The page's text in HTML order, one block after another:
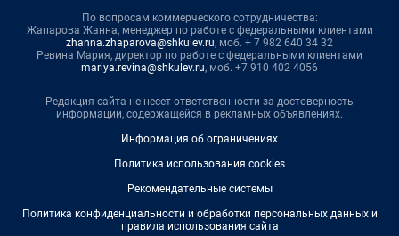
По вопросам коммерческого сотрудничества:
Жапарова Жанна, менеджер по работе с федеральными клиентами
zhanna.zhaparova@shkulev.ru, моб. + 7 982 640 34 32
Ревина Мария, директор по работе с федеральными клиентами
mariya.revina@shkulev.ru, моб. +7 910 402 4056
Редакция сайта не несет ответственности за достоверность
информации, содержащейся в рекламных объявлениях.
Информация об ограничениях
Политика использования cookies
Рекомендательные системы
Политика конфиденциальности и обработки персональных данных и
правила использования сайта